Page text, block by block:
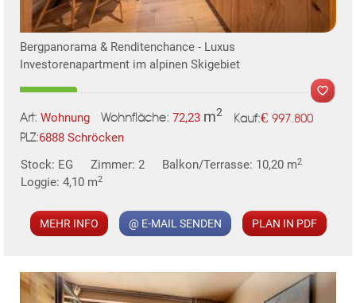
Bergpanorama & Renditenchance - Luxus
Investorenapartment im alpinen Skigebiet
Art: Wohnung Wohnfläche: 72,23 m2 Kauf:€ 997.800
PLZ:6888 Schröcken
Stock: EG
Zimmer: 2 Balkon/Terrasse: 10,20 m2
Loggie: 4,10 m2
MEHR INFO @ E-MAIL SENDEN PLAN IN PDF